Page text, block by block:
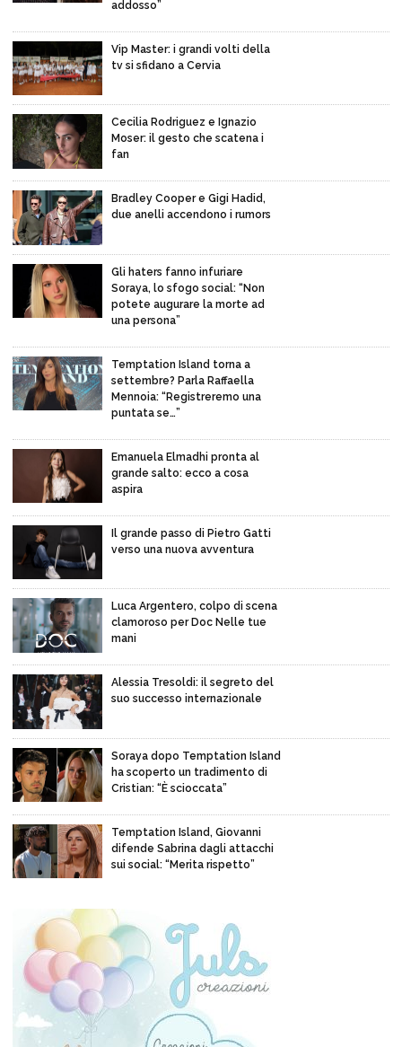
addosso”
Vip Master: i grandi volti della
tv si sfidano a Cervia
Cecilia Rodriguez e Ignazio
Moser: il gesto che scatena i
fan
Bradley Cooper e Gigi Hadid,
due anelli accendono i rumors
Gli haters fanno infuriare
Soraya, lo sfogo social: “Non
potete augurare la morte ad
una persona”
Temptation Island torna a
settembre? Parla Raffaella
Mennoia: “Registreremo una
puntata se…”
Emanuela Elmadhi pronta al
grande salto: ecco a cosa
aspira
Il grande passo di Pietro Gatti
verso una nuova avventura
Luca Argentero, colpo di scena
clamoroso per Doc Nelle tue
mani
Alessia Tresoldi: il segreto del
suo successo internazionale
Soraya dopo Temptation Island
ha scoperto un tradimento di
Cristian: “È scioccata”
Temptation Island, Giovanni
difende Sabrina dagli attacchi
sui social: “Merita rispetto”